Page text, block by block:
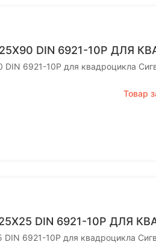
DIN 6921-10P ДЛЯ
DIN 6921-10P для квадроцикла
Товар
DIN 6921-10P ДЛЯ
DIN 6921-10P для квадроцикла